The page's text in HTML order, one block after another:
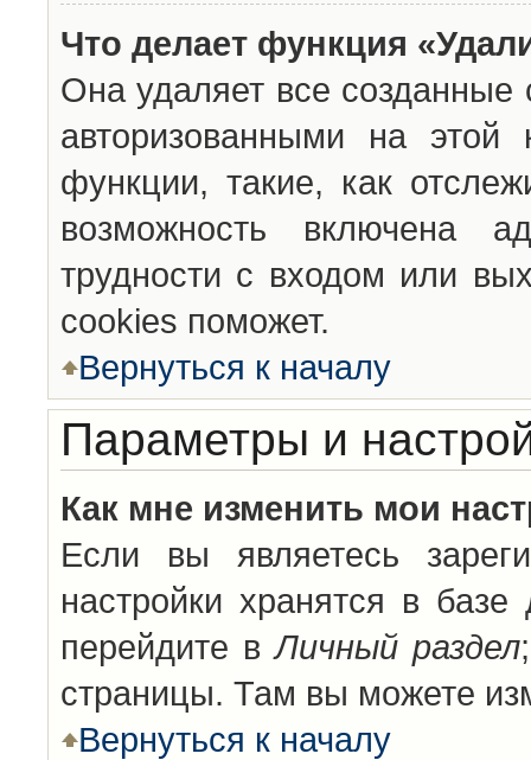
Что делает функция
Она удаляет все созданные
авторизованными на
функции, такие, как
возможность включена
трудности с входом или
cookies поможет.
Вернуться к началу
Параметры и
Как мне изменить мои
Если вы являетесь
настройки хранятся в
перейдите вЛичный раздел
страницы. Там вы можете
Вернуться к началу